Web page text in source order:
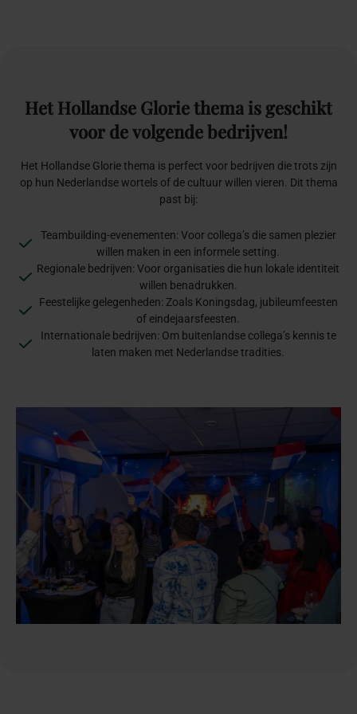
Het Hollandse Gloriethema is geschikt
voor devolgendebedrijven!
Het Hollandse Glorie thema is perfect voor bedrijven die trots zijn
op hun Nederlandse wortels of de cultuur willen vieren. Dit thema
past bij:
Teambuilding-evenementen: Voor collega’s die samen plezier
willen maken in een informele setting.
Regionale bedrijven: Voor organisaties die hun lokale identiteit
willen benadrukken.
Feestelijke gelegenheden: Zoals Koningsdag, jubileumfeesten
of eindejaarsfeesten.
Internationale bedrijven: Om buitenlandse collega’s kennis te
laten maken met Nederlandse tradities.